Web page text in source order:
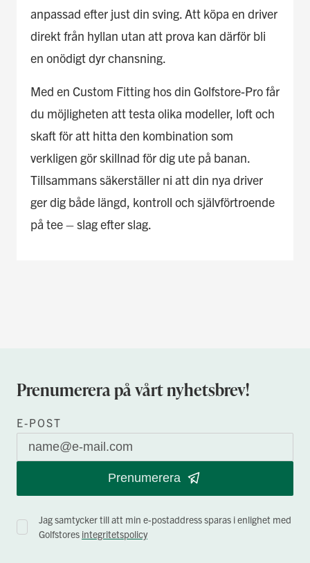
anpassad efter just din sving. Att köpa en driver
direkt från hyllan utan att prova kan därför bli
en onödigt dyr chansning.
Med en Custom Fitting hos din Golfstore-Pro får
du möjligheten att testa olika modeller, loft och
skaft för att hitta den kombination som
verkligen gör skillnad för dig ute på banan.
Tillsammans säkerställer ni att din nya driver
ger dig både längd, kontroll och självförtroende
på tee – slag efter slag.
Prenumerera på vårt nyhetsbrev!
E-POST
Prenumerera
Jag samtycker till att min e-postaddress sparas i enlighet med
Golfstores integritetspolicy